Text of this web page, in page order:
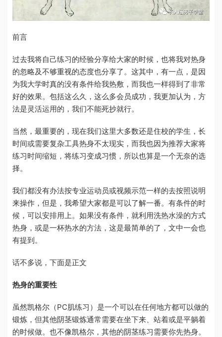
前言
过去我将自己练习的经验分享给大家的时候，也将我对热身
的忽略及不够重视的态度也分享了。这其中，有一点，是因
为我大学时真的没有条件给我热敷，而我也一样得到了非常
好的效果。包括这么久，这么多会员成功，我更加认为，方
法是灵活运用的，我们不能死抄就行。
当然，最重要的，现在我们这里大多数还是住校的学生，长
时间或需要复杂工具热身不太现实，而我也因为推荐大家将
练习时间缩短，将练习变成习惯，所以也算是一个无奈的选
择。
我们都没有办法按专业运动员或视频示范一样的去按照说明
来操作，但是，我希望大家都是可以了解一番。有条件的时
候，可以安排用上。如果没有条件，就利用洗热水澡的方式
热身，或是一杯热水的方法，这是最简单的了，文中一会也
有提到。
话不多说，下面是正文
热身的重要性
虽然凯格尔（PC肌练习）是一个可以在任何地方都可以做的
锻炼，但其他阴茎锻炼通常需要在坐下来、站着或是平躺着
的时候做。也不像凯格尔，其他的阴茎练习需要你先热身。